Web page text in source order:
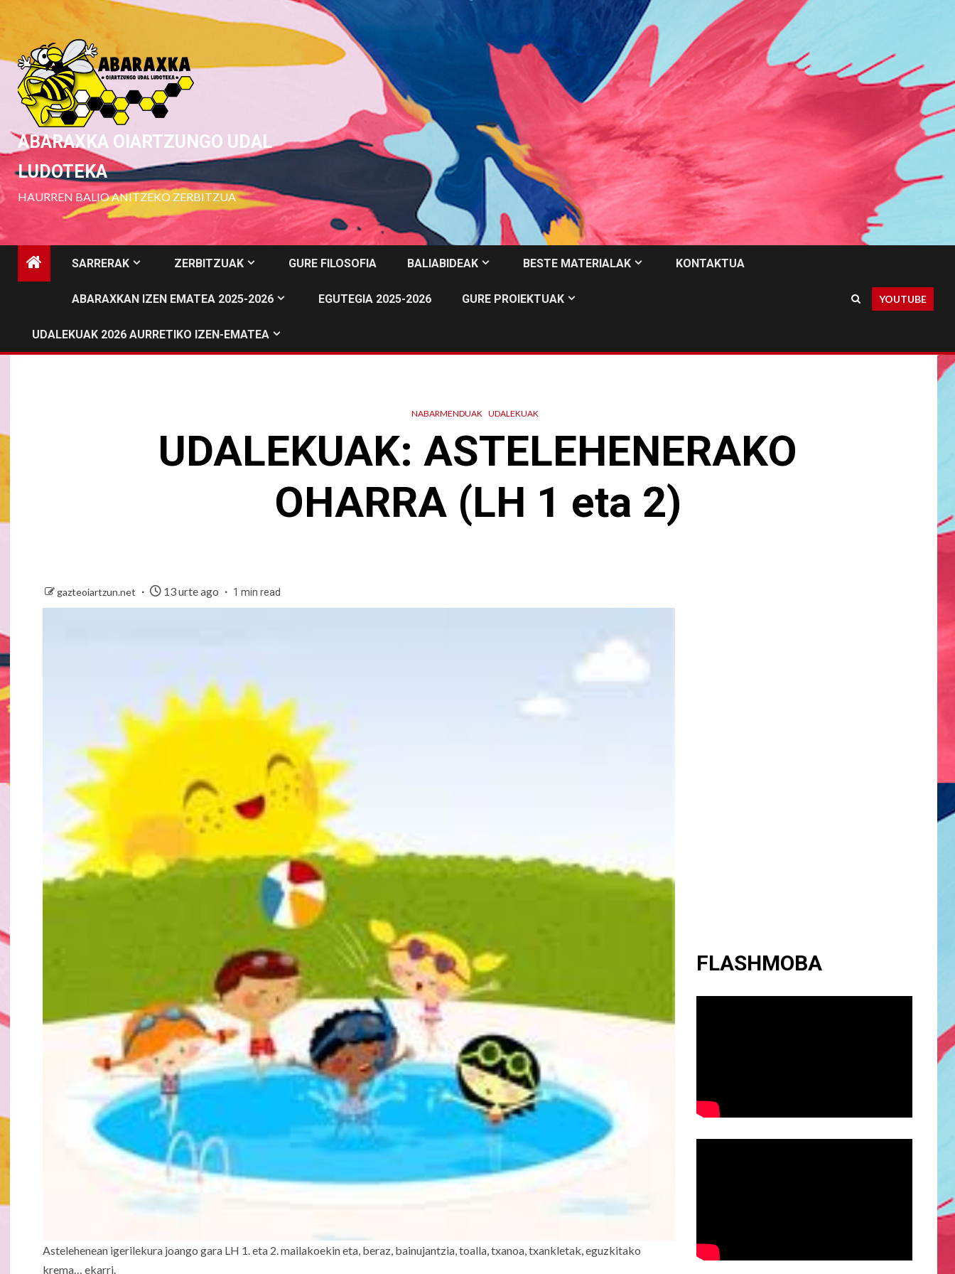
to
content
ABARAXKA OIARTZUNGO UDAL
LUDOTEKA
HAURREN BALIO ANITZEKO ZERBITZUA
SARRERAK ZERBITZUAK GURE FILOSOFIA BALIABIDEAK BESTE MATERIALAK KONTAKTUA
ABARAXKAN IZEN EMATEA 2025-2026 EGUTEGIA 2025-2026 GURE PROIEKTUAK
UDALEKUAK 2026 AURRETIKO IZEN-EMATEA
YOUTUBE
NABARMENDUAK UDALEKUAK
UDALEKUAK: ASTELEHENERAKO
OHARRA (LH 1 eta 2)
gazteoiartzun.net 13 urte ago 1 min read
Astelehenean igerilekura joango gara LH 1. eta 2. mailakoekin eta, beraz, bainujantzia, toalla, txanoa, txankletak, eguzkitako
krema… ekarri.
FLASHMOBA